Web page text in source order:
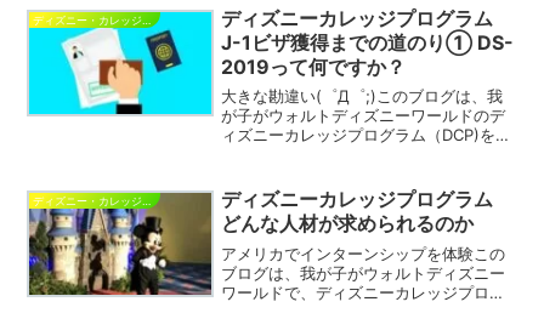
ているブログです。ESTA(エスタ)の正式
名称は「電...
ディズニー・カレッジ・プログラム
ディズニーカレッジプログラム
J-1ビザ獲得までの道のり① DS-
2019って何ですか？
大きな勘違い(゜Д゜;)このブログは、我
が子がウォルトディズニーワールドのデ
ィズニーカレッジプログラム（DCP)を経
いを綴っているブログです。初めて
「DS-2019」と...
ディズニー・カレッジ・プログラム
ディズニーカレッジプログラム
どんな人材が求められるのか
アメリカでインターンシップを体験この
ブログは、我が子がウォルトディズニー
ワールドで、ディズニーカレッジプログ